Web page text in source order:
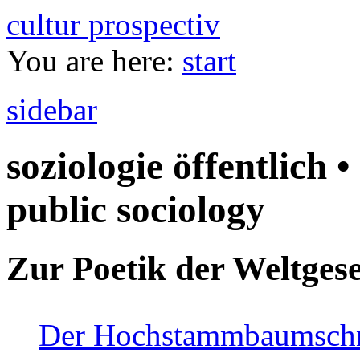
cultur prospectiv
You are here: start
sidebar
soziologie öffentlich
public sociology
Zur Poetik der
Der